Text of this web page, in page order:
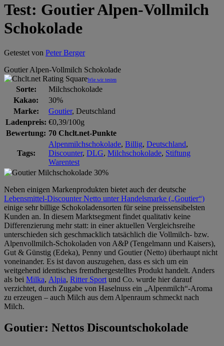
Test: Goutier Alpen-Vollmilch
Schokolade
Getestet von Peter Berger
Goutier Alpen-Vollmilch Schokolade
Wie wir testen
Sorte:
Milchschokolade
Kakao:
30%
Marke:
Goutier, Deutschland
Ladenpreis: €0,39/100g
Bewertung: 70 Chclt.net-Punkte
Tags:
Alpenmilchschokolade, Billig, Deutschland,
Discounter, DLG, Milchschokolade, Stiftung
Warentest
Neben einigen Markenprodukten bietet auch der deutsche
Lebensmittel-Discounter Netto unter Handelsmarke („Goutier“)
einige sehr billige Schokoladensorten für seine preissensibelsten
Kunden an. In diesem Marktsegment findet qualitativ keine
Differenzierung mehr statt: in einer aktuellen Vergleichsreihe
unterschieden sich geschmacklich tatsächlich die Vollmilch- bzw.
Alpenvollmilch-Schokoladen von A&P (Tengelmann und Kaisers),
Gut & Günstig (Edeka), Penny und Goutier (Netto) überhaupt nicht
voneinander. Es ist davon auszugehen, dass es sich um ein
weitgehend identisches fremdhergestelltes Produkt handelt. Anders
als bei Milka, Alpia, Ritter Sport und Co. wurde hier darauf
verzichtet, durch Zugabe von Haselnuss ein „Alpenmilch“-Aroma
zu erzeugen – auch Milch aus dem Alpenraum schmeckt nach
Milch.
Goutier: Nettos Discountschokolade